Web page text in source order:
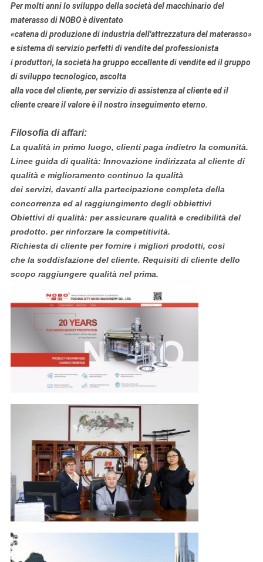
Per molti anni lo sviluppo della società del macchinario del
materasso di NOBO è diventato
«catena di produzione di industria dell'attrezzatura del materasso»
e sistema di servizio perfetti di vendite del professionista
i produttori, la società ha gruppo eccellente di vendite ed il gruppo
di sviluppo tecnologico, ascolta
alla voce del cliente, per servizio di assistenza al cliente ed il
cliente creare il valore è il nostro inseguimento eterno.
Filosofia di affari:
La qualità in primo luogo, clienti paga indietro la comunità.
Linee guida di qualità: Innovazione indirizzata al cliente di
qualità e miglioramento continuo la qualità
dei servizi, davanti alla partecipazione completa della
concorrenza ed al raggiungimento degli obbiettivi
Obiettivi di qualità: per assicurare qualità e credibilità del
prodotto. per rinforzare la competitività.
Richiesta di cliente per fornire i migliori prodotti, così
che la soddisfazione del cliente. Requisiti di cliente dello
scopo raggiungere qualità nel prima.